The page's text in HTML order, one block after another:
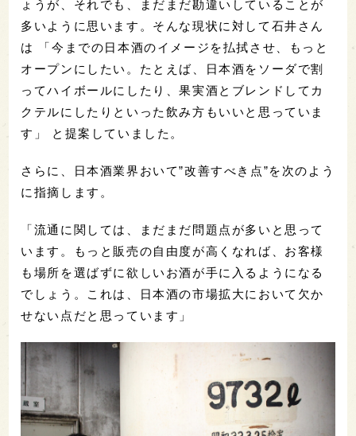
ょうが、それでも、まだまだ勘違いしていることが
多いように思います。そんな現状に対して石井さん
は 「今までの日本酒のイメージを払拭させ、もっと
オープンにしたい。たとえば、日本酒をソーダで割
ってハイボールにしたり、果実酒とブレンドしてカ
クテルにしたりといった飲み方もいいと思っていま
す」 と提案していました。
さらに、日本酒業界おいて”改善すべき点”を次のよう
に指摘します。
「流通に関しては、まだまだ問題点が多いと思って
います。もっと販売の自由度が高くなれば、お客様
も場所を選ばずに欲しいお酒が手に入るようになる
でしょう。これは、日本酒の市場拡大において欠か
せない点だと思っています」